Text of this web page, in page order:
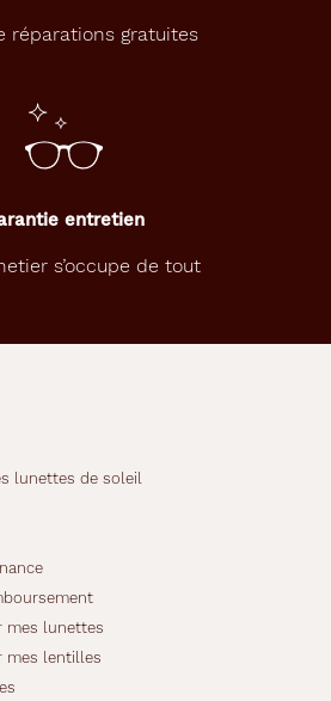
réparations gratuites
entretien
s’occupe de tout
lunettes de soleil
mes lunettes
mes lentilles